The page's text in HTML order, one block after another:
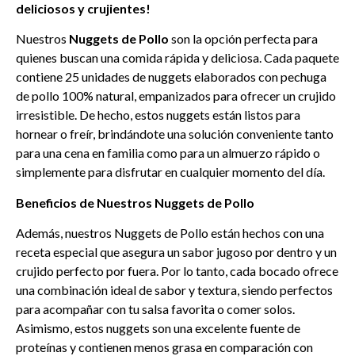
deliciosos y crujientes!
Nuestros Nuggets de Pollo son la opción perfecta para
quienes buscan una comida rápida y deliciosa. Cada paquete
contiene 25 unidades de nuggets elaborados con pechuga
de pollo 100% natural, empanizados para ofrecer un crujido
irresistible. De hecho, estos nuggets están listos para
hornear o freír, brindándote una solución conveniente tanto
para una cena en familia como para un almuerzo rápido o
simplemente para disfrutar en cualquier momento del día.
Beneficios de Nuestros Nuggets de Pollo
Además, nuestros Nuggets de Pollo están hechos con una
receta especial que asegura un sabor jugoso por dentro y un
crujido perfecto por fuera. Por lo tanto, cada bocado ofrece
una combinación ideal de sabor y textura, siendo perfectos
para acompañar con tu salsa favorita o comer solos.
Asimismo, estos nuggets son una excelente fuente de
proteínas y contienen menos grasa en comparación con